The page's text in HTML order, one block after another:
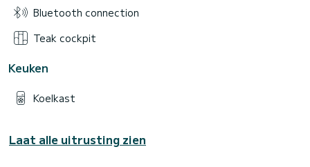
Bluetooth connection
Teak cockpit
Keuken
Koelkast
Laat alle uitrusting zien